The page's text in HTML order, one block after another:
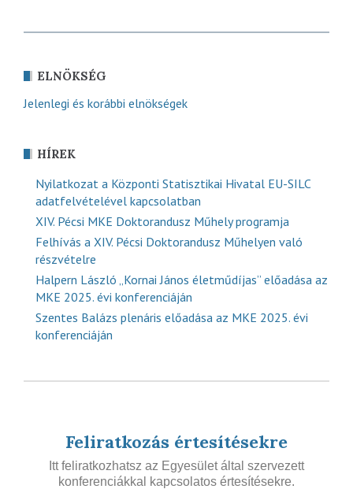
ELNÖKSÉG
Jelenlegi és korábbi elnökségek
HÍREK
Nyilatkozat a Központi Statisztikai Hivatal EU-SILC
adatfelvételével kapcsolatban
XIV. Pécsi MKE Doktorandusz Műhely programja
Felhívás a XIV. Pécsi Doktorandusz Műhelyen való
részvételre
Halpern László „Kornai János életműdíjas” előadása az
MKE 2025. évi konferenciáján
Szentes Balázs plenáris előadása az MKE 2025. évi
konferenciáján
Feliratkozás értesítésekre
Itt feliratkozhatsz az Egyesület által szervezett
konferenciákkal kapcsolatos értesítésekre.